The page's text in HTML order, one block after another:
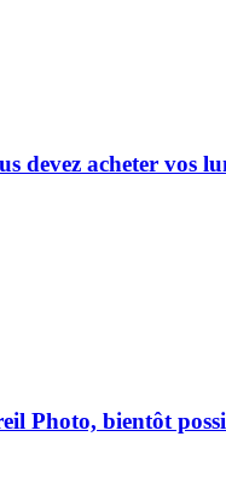
devez acheter vos
Photo, bientôt